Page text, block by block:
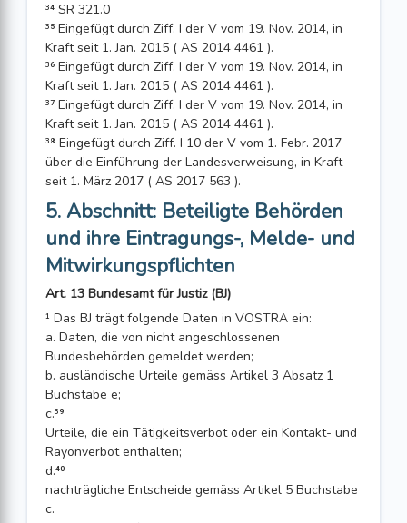
³⁴ SR 321.0
³⁵ Eingefügt durch Ziff. I der V vom 19. Nov. 2014, in
Kraft seit 1. Jan. 2015 ( AS 2014 4461 ).
³⁶ Eingefügt durch Ziff. I der V vom 19. Nov. 2014, in
Kraft seit 1. Jan. 2015 ( AS 2014 4461 ).
³⁷ Eingefügt durch Ziff. I der V vom 19. Nov. 2014, in
Kraft seit 1. Jan. 2015 ( AS 2014 4461 ).
³⁸ Eingefügt durch Ziff. I 10 der V vom 1. Febr. 2017
über die Einführung der Landes­verweisung, in Kraft
seit 1. März 2017 ( AS 2017 563 ).
5. Abschnitt: Beteiligte Behörden
und ihre Eintragungs-, Melde- und
Mitwirkungspflichten
Art. 13 Bundesamt für Justiz (BJ)
¹ Das BJ trägt folgende Daten in VOSTRA ein:
a. Daten, die von nicht angeschlossenen
Bundesbehörden gemeldet werden;
b. ausländische Urteile gemäss Artikel 3 Absatz 1
Buchstabe e;
c.³⁹
Urteile, die ein Tätigkeitsverbot oder ein Kontakt- und
Rayonverbot enthalten;
d.⁴⁰
nachträgliche Entscheide gemäss Artikel 5 Buchstabe
c.